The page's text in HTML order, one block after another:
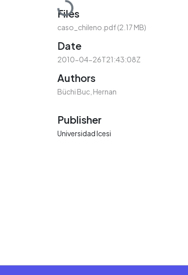
Files
caso_chileno.pdf(2.17 MB)
Date
2010-04-26T21:43:08Z
Authors
Büchi Buc, Hernan
Publisher
Universidad Icesi